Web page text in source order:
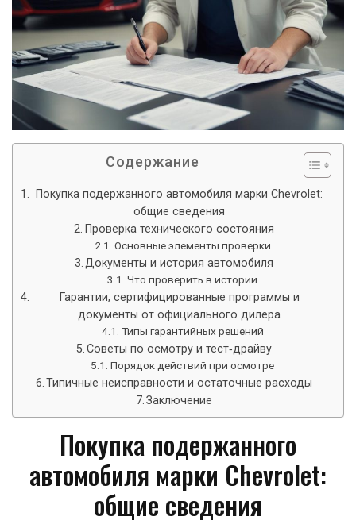
Содержание
Покупка подержанного автомобиля марки Chevrolet:
общие сведения
Проверка технического состояния
Основные элементы проверки
Документы и история автомобиля
Что проверить в истории
Гарантии, сертифицированные программы и
документы от официального дилера
Типы гарантийных решений
Советы по осмотру и тест‑драйву
Порядок действий при осмотре
Типичные неисправности и остаточные расходы
Заключение
Покупка подержанного
автомобиля марки Chevrolet:
общие сведения